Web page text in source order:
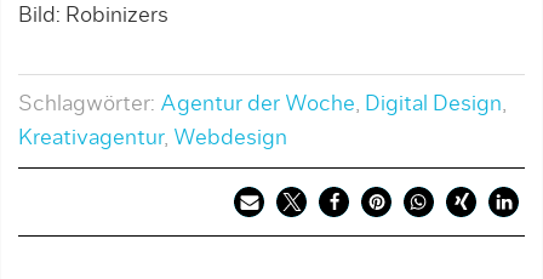
Bild: Robinizers
Schlagwörter: Agentur der Woche, Digital Design,
Kreativagentur, Webdesign